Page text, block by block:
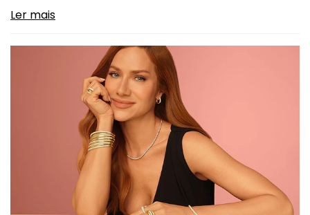
para valorizar o amor em sua forma mais sincera —
que uma joia cheia de significado. Para expressar
toda essa intensidade,…
Continuar lendoAmor em forma de joia: o presente
ideal para o Dia dos Namorados
Ler mais